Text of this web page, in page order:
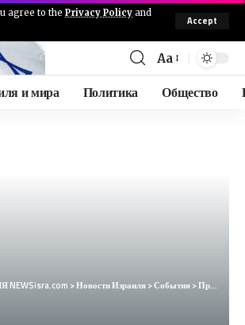
agree to the Privacy Policy and
Accept
Aa
и мира Политика Общество
>Новости Израиля>События>Пресс-служба ЦАХАЛа: Задержано около 50 разыскиваемых, проведены обыски в двух домах террористов, ко